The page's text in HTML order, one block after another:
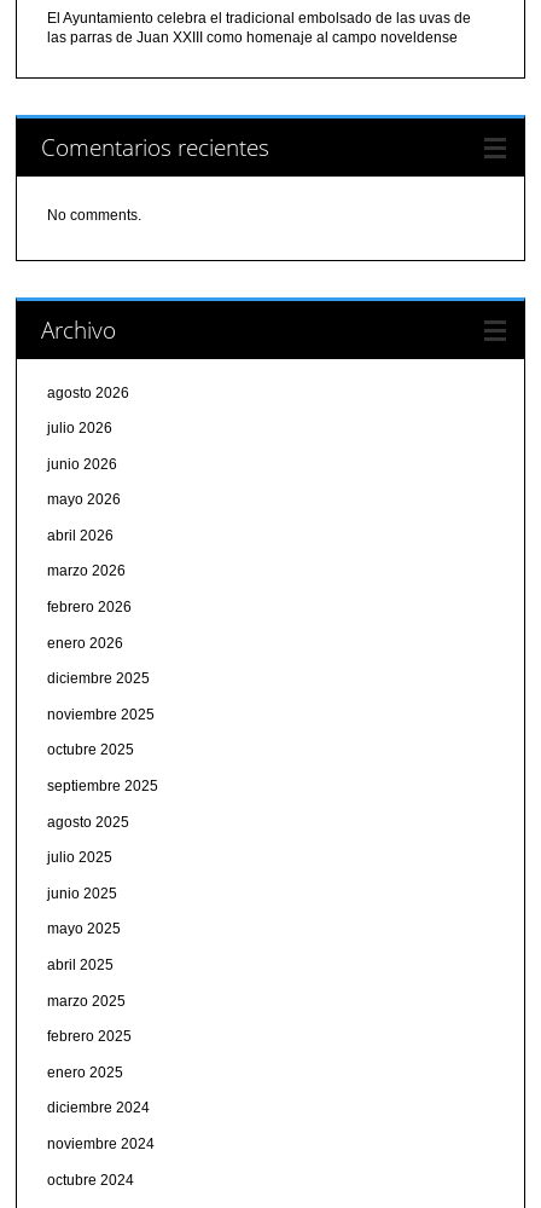
El Ayuntamiento celebra el tradicional embolsado de las uvas de
las parras de Juan XXIII como homenaje al campo noveldense
Comentarios recientes
No comments.
Archivo
agosto 2026
julio 2026
junio 2026
mayo 2026
abril 2026
marzo 2026
febrero 2026
enero 2026
diciembre 2025
noviembre 2025
octubre 2025
septiembre 2025
agosto 2025
julio 2025
junio 2025
mayo 2025
abril 2025
marzo 2025
febrero 2025
enero 2025
diciembre 2024
noviembre 2024
octubre 2024